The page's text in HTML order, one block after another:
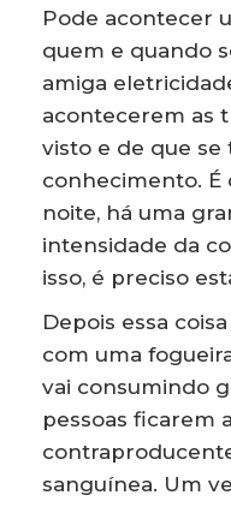
Pode acontecer
quem e quando
amiga
acontecerem as
visto e de que
conhecimento. É
noite, há uma
intensidade da
isso, é preciso
Depois essa
com uma
vai consumindo
pessoas ficarem
sanguínea. Um